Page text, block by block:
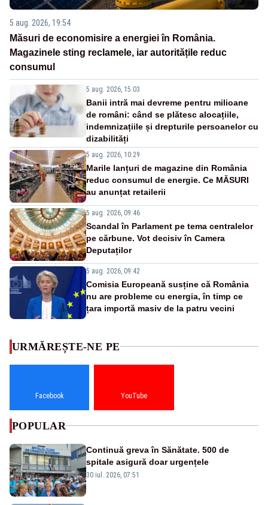
5 aug. 2026, 19:54
Măsuri de economisire a energiei în România.
Magazinele sting reclamele, iar autoritățile reduc
consumul
5 aug. 2026, 15:03
Banii intră mai devreme pentru milioane
de români: când se plătesc alocațiile,
indemnizațiile și drepturile persoanelor cu
dizabilități
5 aug. 2026, 10:29
Marile lanțuri de magazine din România
reduc consumul de energie. Ce MĂSURI
au anunțat retailerii
5 aug. 2026, 09:46
Scandal în Parlament pe tema centralelor
pe cărbune. Vot decisiv în Camera
Deputaților
5 aug. 2026, 09:42
Comisia Europeană susține că România
nu are probleme cu energia, în timp ce
țara importă masiv de la patru vecini
URMĂREȘTE-NE PE
Facebook YouTube
POPULAR
Continuă greva în Sănătate. 500 de
spitale asigură doar urgențele
30 iul. 2026, 07:51